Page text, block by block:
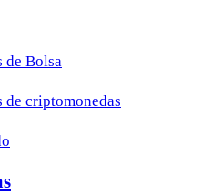
de Bolsa
criptomonedas